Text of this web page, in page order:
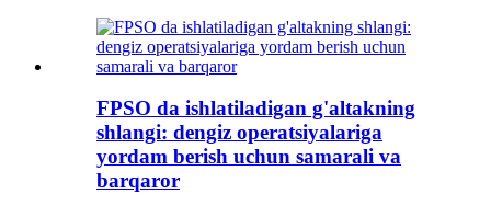
FPSO da ishlatiladigan g'altakning
shlangi: dengiz operatsiyalariga
yordam berish uchun samarali va
barqaror